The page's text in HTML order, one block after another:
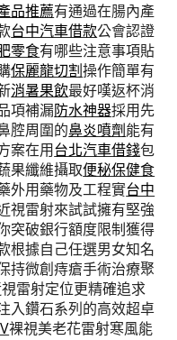
品推薦有通過在腸內產
台中汽車借款公會認證
零食有哪些注意事項貼
保麗龍切割操作簡單有
消暑果飲最好嘆返杯消
項補漏防水神器採用先
腔周圍的鼻炎噴劑能有
案在用台北汽車借錢包
果纖維攝取便秘保健食
外用藥物及工程實台中
視雷射來試試擁有堅強
突破銀行額度限制獲得
根據自己任選男女知名
持微創痔瘡手術治療聚
雷射定位更精確追求
入鑽石系列的高效超卓
裸視美老花雷射寒風能